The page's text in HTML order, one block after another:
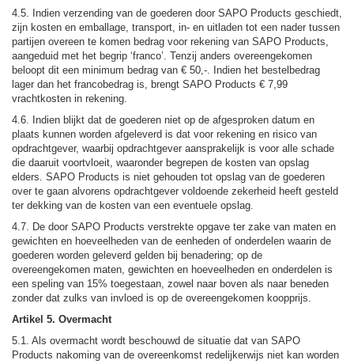
4.5. Indien verzending van de goederen door SAPO Products geschiedt,
zijn kosten en emballage, transport, in- en uitladen tot een nader tussen
partijen overeen te komen bedrag voor rekening van SAPO Products,
aangeduid met het begrip ‘franco’. Tenzij anders overeengekomen
beloopt dit een minimum bedrag van € 50,-. Indien het bestelbedrag
lager dan het francobedrag is, brengt SAPO Products € 7,99
vrachtkosten in rekening.
4.6. Indien blijkt dat de goederen niet op de afgesproken datum en
plaats kunnen worden afgeleverd is dat voor rekening en risico van
opdrachtgever, waarbij opdrachtgever aansprakelijk is voor alle schade
die daaruit voortvloeit, waaronder begrepen de kosten van opslag
elders. SAPO Products is niet gehouden tot opslag van de goederen
over te gaan alvorens opdrachtgever voldoende zekerheid heeft gesteld
ter dekking van de kosten van een eventuele opslag.
4.7. De door SAPO Products verstrekte opgave ter zake van maten en
gewichten en hoeveelheden van de eenheden of onderdelen waarin de
goederen worden geleverd gelden bij benadering; op de
overeengekomen maten, gewichten en hoeveelheden en onderdelen is
een speling van 15% toegestaan, zowel naar boven als naar beneden
zonder dat zulks van invloed is op de overeengekomen koopprijs.
Artikel 5. Overmacht
5.1. Als overmacht wordt beschouwd de situatie dat van SAPO
Products nakoming van de overeenkomst redelijkerwijs niet kan worden